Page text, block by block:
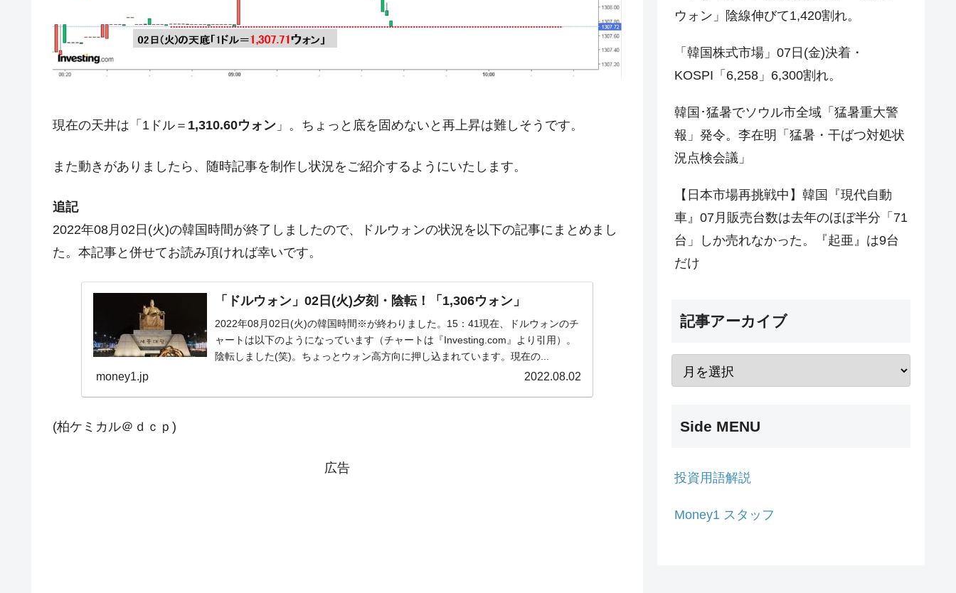
Fact1 奇跡の毛色「白毛馬」とは？
Fact1 全て勝つといくら？ 競馬GI競走で勝利騎手がもらえる賞金とは？
Fact1 平成仮面ライダーの意外すぎるモチーフとは？
Fact1 日本人マスターズ挑戦の歴史。松山以前に最高位だった選手とは？
現在の天井は「1ドル＝ 1,310.60ウォン 」。ちょっと底を固めないと再上昇は難しそうです。
また動きがありましたら、随時記事を制作し状況をご紹介するようにいたします。
追記
2022年08月02日(火)の韓国時間が終了しましたので、ドルウォンの状況を以下の記事にまとめまし
た。本記事と併せてお読み頂ければ幸いです。
「ドルウォン」02日(火)夕刻・陰転！「1,306ウォン」
2022年08月02日(火)の韓国時間※が終わりました。15：41現在、ドルウォンのチ
ャートは以下のようになっています（チャートは『Investing.com』より引用）。
陰転しました(笑)。ちょっとウォン高方向に押し込まれています。現在の...
money1.jp 2022.08.02
(柏ケミカル＠ｄｃｐ)
広告
ウォン」陰線伸びて1,420割れ。
「韓国株式市場」07日(金)決着・
KOSPI「6,258」6,300割れ。
韓国･猛暑でソウル市全域「猛暑重大警
報」発令。李在明「猛暑・干ばつ対処状
況点検会議」
【日本市場再挑戦中】韓国『現代自動
車』07月販売台数は去年のほぼ半分「71
台」しか売れなかった。『起亜』は9台
だけ
記事アーカイブ
Side MENU
投資用語解説
Money1 スタッフ